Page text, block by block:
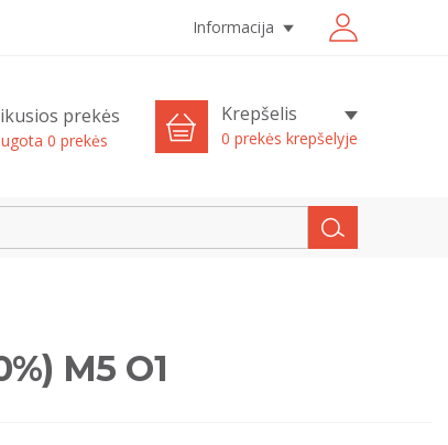
Informacija
prekės
0 prekės
Krepšelis
0 prekės krepšelyje
M5 O1